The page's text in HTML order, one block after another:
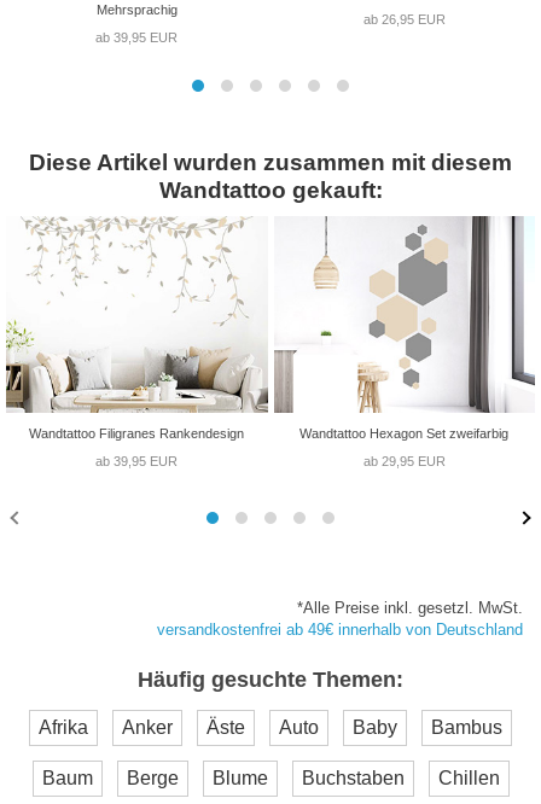
Mehrsprachig
ab 39,95 EUR
ab 26,95 EUR
Diese Artikel wurden zusammen mit diesem
Wandtattoo gekauft:
Wandtattoo Filigranes Rankendesign
ab 39,95 EUR
Wandtattoo Hexagon Set zweifarbig
ab 29,95 EUR
*Alle Preise inkl. gesetzl. MwSt.
versandkostenfrei ab 49€ innerhalb von Deutschland
Häufig gesuchte Themen:
Afrika Anker Äste Auto Baby Bambus
Baum Berge Blume Buchstaben Chillen